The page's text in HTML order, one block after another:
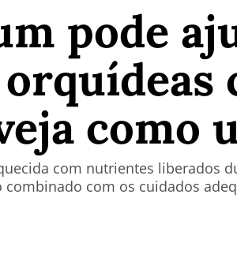
pode
como
com nutrientes liberados
com os cuidados